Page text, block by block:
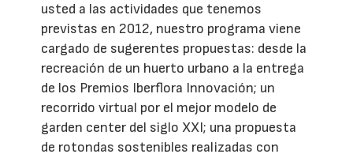
usted a las actividades que tenemos
previstas en 2012, nuestro programa viene
cargado de sugerentes propuestas: desde la
recreación de un huerto urbano a la entrega
de los Premios Iberflora Innovación; un
recorrido virtual por el mejor modelo de
garden center del siglo XXI; una propuesta
de rotondas sostenibles realizadas con